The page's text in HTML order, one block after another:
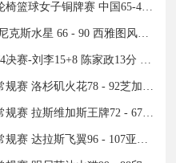
2024年09月08日 09月08日残奥会轮椅篮球女子铜牌赛 中国65-43加拿大 全场集锦
2024年09月08日 WNBA常规赛 菲尼克斯水星 66 - 90 西雅图风暴 全场集锦
2024年09月07日 U18亚洲杯男篮1/4决赛-刘李15+8 陈家政13分 中国46分大胜印度
2024年09月07日 09月07日WNBA常规赛 洛杉矶火花78 - 92芝加哥天空 全场集锦
2024年09月07日 09月07日WNBA常规赛 拉斯维加斯王牌72 - 67康涅狄格太阳 集锦
2024年09月07日 09月07日WNBA常规赛 达拉斯飞翼96 - 107亚特兰大梦想 全场集锦